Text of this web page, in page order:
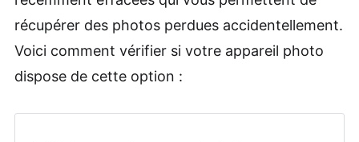
récupérer des photos perdues accidentellement.
Voici comment vérifier si votre appareil photo
dispose de cette option :